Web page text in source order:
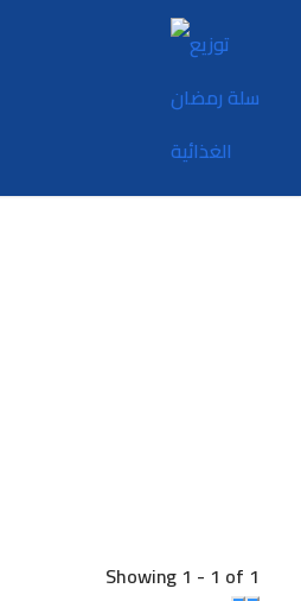
Showing 1 - 1 of 1